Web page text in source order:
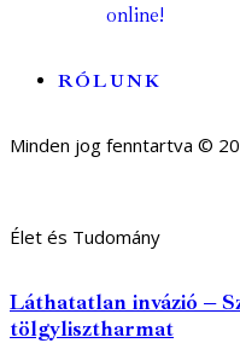
online!
RÓLUNK
Minden jog fenntartva ©
Élet és Tudomány
Láthatatlan invázió –
tölgylisztharmat